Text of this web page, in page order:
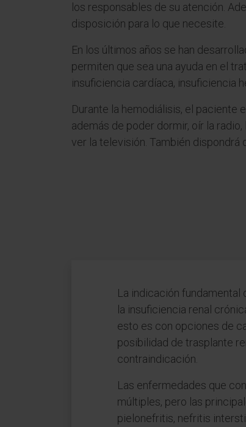
los responsables de su atención.
disposición para lo que necesite.
En los últimos años se han
permiten que sea una ayuda en el
insuficiencia cardíaca, insuficiencia
Durante la hemodiálisis, el paciente
además de poder dormir, oír la
ver la televisión. También dispondrá
La indicación fundamental
la insuficiencia renal
esto es con opciones de
posibilidad de trasplante
contraindicación.
Las enfermedades que
múltiples, pero las
pielonefritis, nefritis